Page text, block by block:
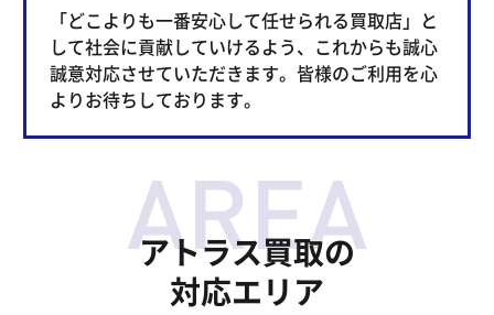
「どこよりも一番安心して任せられる買取店」と
して社会に貢献していけるよう、これからも誠心
誠意対応させていただきます。皆様のご利用を心
よりお待ちしております。
アトラス買取の
対応エリア